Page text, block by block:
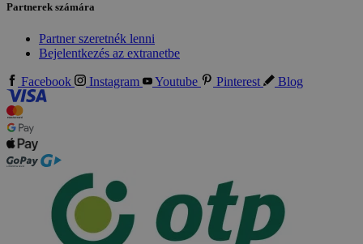
Partnerek számára
Partner szeretnék lenni
Bejelentkezés az extranetbe
Facebook Instagram Youtube Pinterest Blog